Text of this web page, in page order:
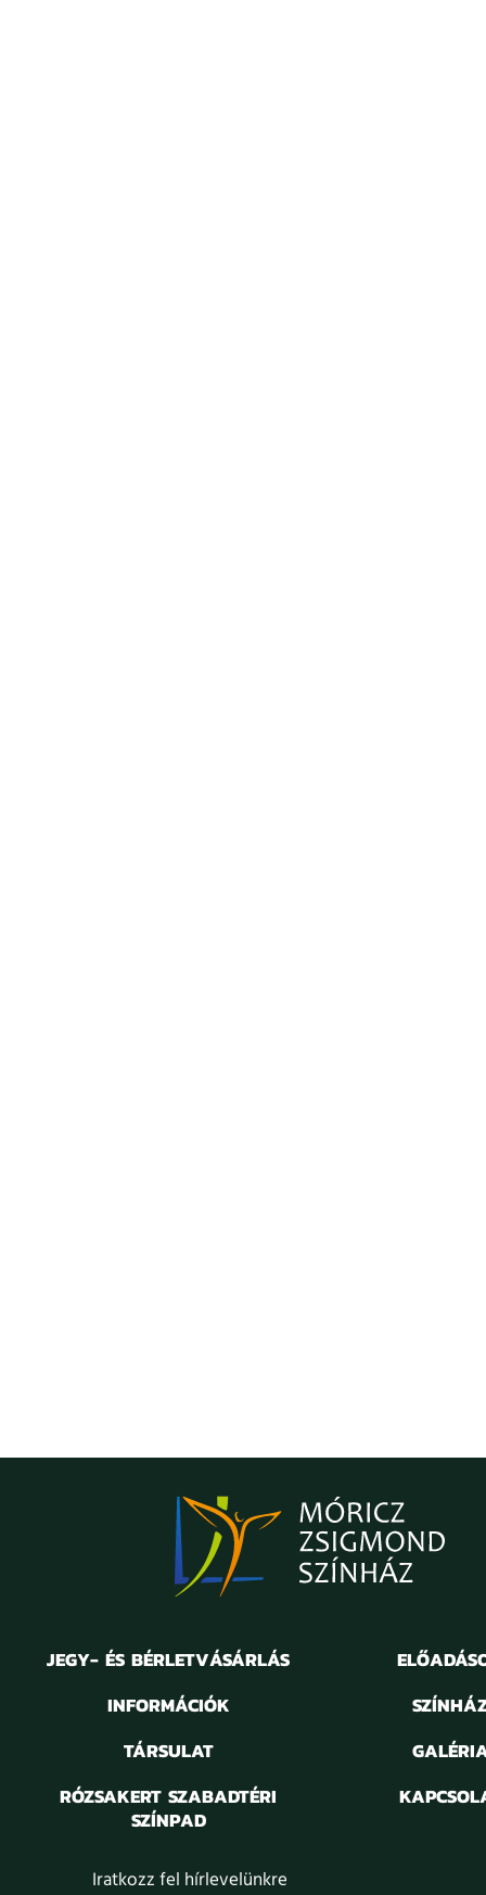
JEGY- ÉS BÉRLETVÁSÁRLÁS
INFORMÁCIÓK
TÁRSULAT
RÓZSAKERT SZABADTÉRI
SZÍNPAD
Iratkozz fel hírlevelünkre